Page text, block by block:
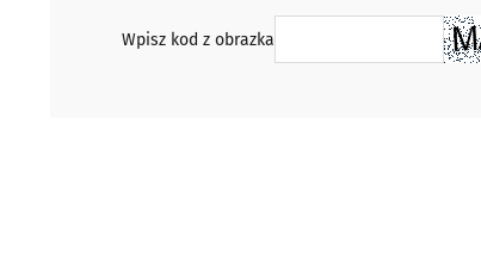
Wpisz kod z obrazka